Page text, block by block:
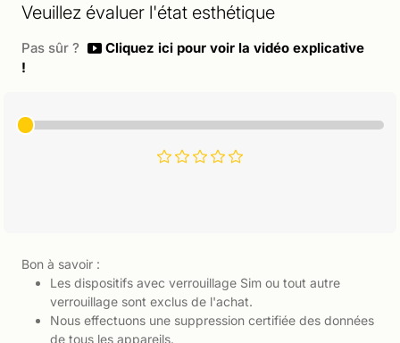
Veuillez évaluer l'état esthétique
Pas sûr ?
Cliquez ici pour voir la vidéo explicative
!
Bon à savoir :
Les dispositifs avec verrouillage Sim ou tout autre
verrouillage sont exclus de l'achat.
Nous effectuons une suppression certifiée des données
de tous les appareils.